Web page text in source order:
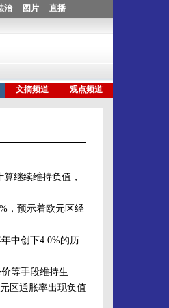
继续维持负值，
，预示着欧元区经
中创下4.0%的历
等手段维持生
区通胀率出现负值